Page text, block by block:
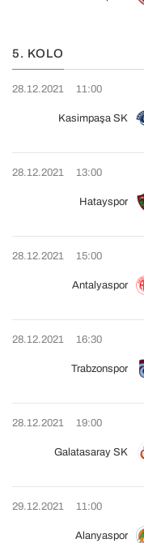
5. KOLO
28.12.2021 11:00
Kasimpaşa SK
28.12.2021 13:00
Hatayspor
28.12.2021 15:00
Antalyaspor
28.12.2021 16:30
Trabzonspor
28.12.2021 19:00
Galatasaray SK
29.12.2021 11:00
Alanyaspor